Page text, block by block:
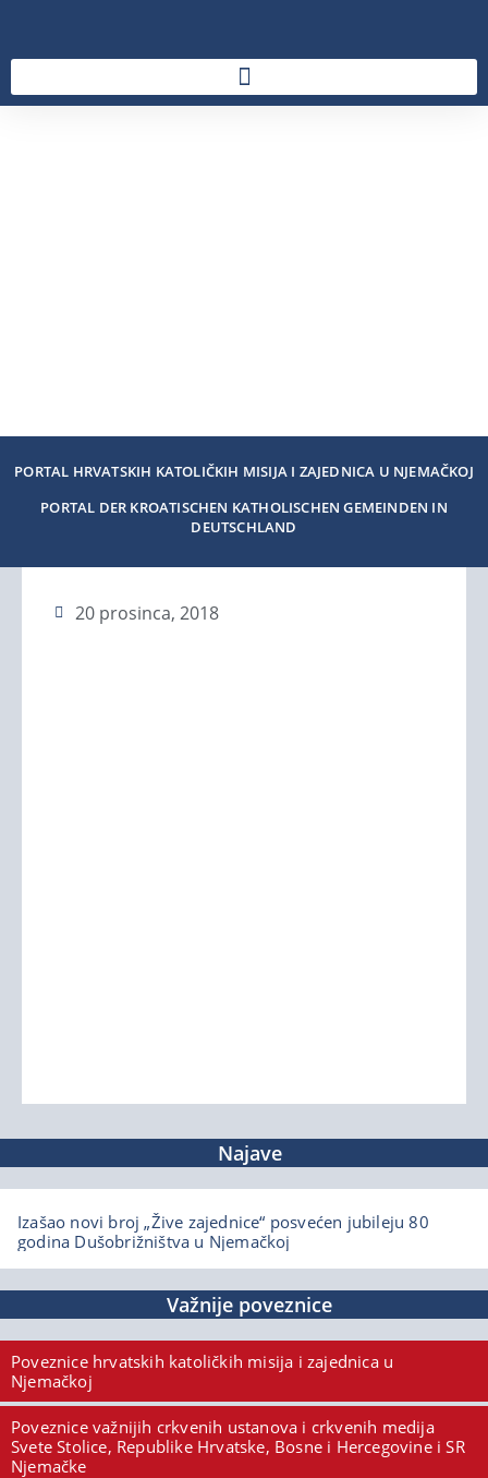
PORTAL HRVATSKIH KATOLIČKIH MISIJA I ZAJEDNICA U NJEMAČKOJ
PORTAL DER KROATISCHEN KATHOLISCHEN GEMEINDEN IN
DEUTSCHLAND
20 prosinca, 2018
Najave
Izašao novi broj „Žive zajednice“ posvećen jubileju 80
godina Dušobrižništva u Njemačkoj
Važnije poveznice
Poveznice hrvatskih katoličkih misija i zajednica u
Njemačkoj
Poveznice važnijih crkvenih ustanova i crkvenih medija
Svete Stolice, Republike Hrvatske, Bosne i Hercegovine i SR
Njemačke